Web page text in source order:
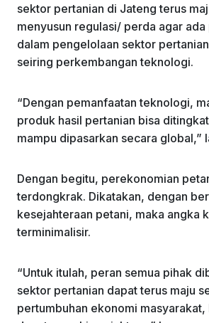
sektor pertanian di Jateng terus
menyusun regulasi/ perda agar
dalam pengelolaan sektor
seiring perkembangan teknologi.
“Dengan pemanfaatan teknologi,
produk hasil pertanian bisa
mampu dipasarkan secara global,”
Dengan begitu, perekonomian
terdongkrak. Dikatakan, dengan
kesejahteraan petani, maka angka
terminimalisir.
“Untuk itulah, peran semua pihak
sektor pertanian dapat terus maju
pertumbuhan ekonomi masyarakat,